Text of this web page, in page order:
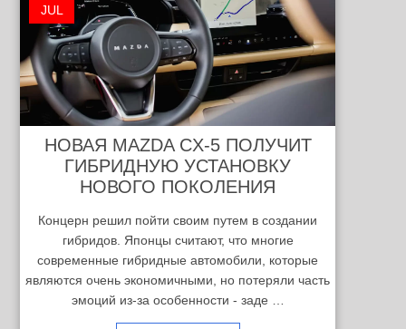
JUL
НОВАЯ MAZDA CX-5 ПОЛУЧИТ
ГИБРИДНУЮ УСТАНОВКУ
НОВОГО ПОКОЛЕНИЯ
Концерн решил пойти своим путем в создании
гибридов. Японцы считают, что многие
современные гибридные автомобили, которые
являются очень экономичными, но потеряли часть
эмоций из-за особенности - заде …